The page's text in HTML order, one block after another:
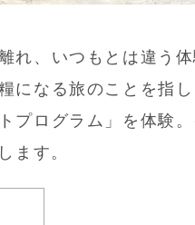
れ、いつもとは違う
になる旅のことを指
プログラム」を体験
ます。